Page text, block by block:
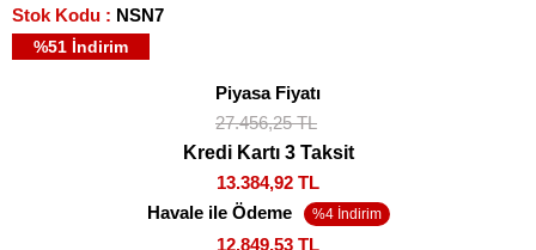
Stok Kodu
NSN7
%51 İndirim
Piyasa Fiyatı
27.456,25 TL
Kredi Kartı 3 Taksit
13.384,92 TL
Havale ile Ödeme
12.849,53 TL